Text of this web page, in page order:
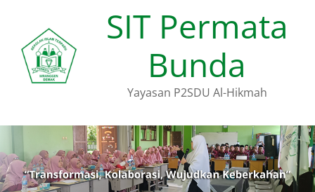
SIT Permata
Bunda
Yayasan P2SDU Al-Hikmah